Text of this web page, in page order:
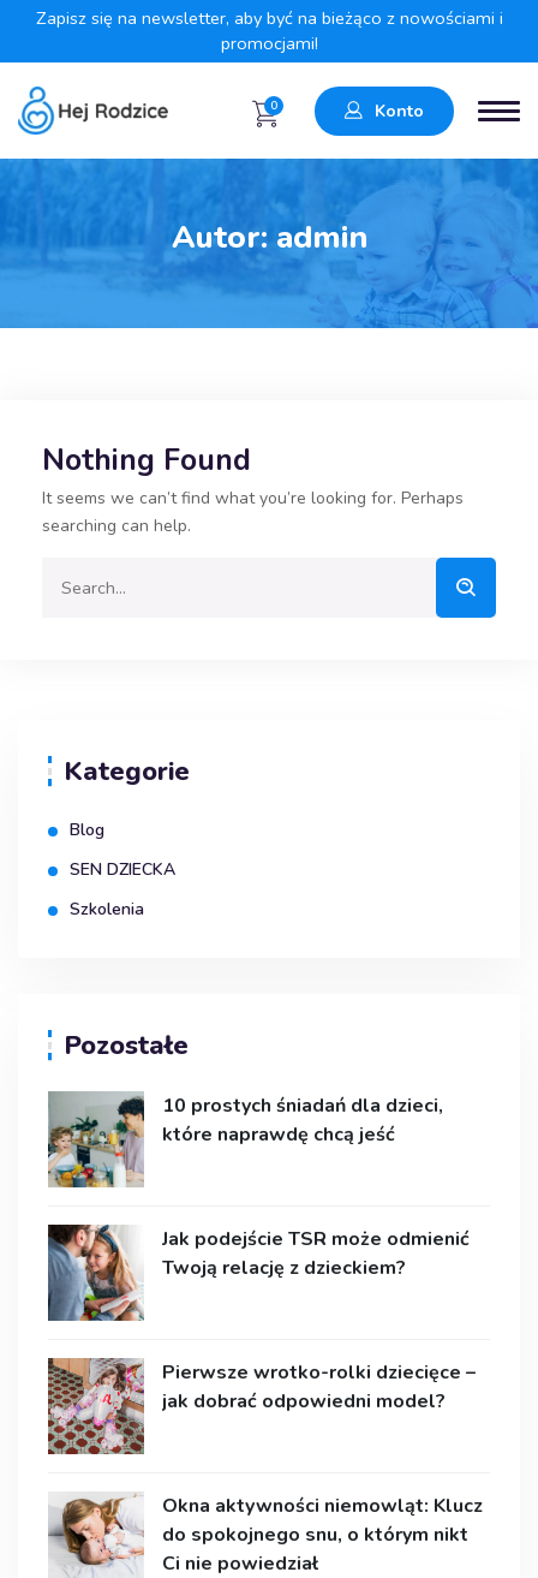
Zapisz się na newsletter, aby być na bieżąco z nowościami i
promocjami!
0 Konto
Autor: admin
Nothing Found
It seems we can’t find what you’re looking for. Perhaps
searching can help.
Kategorie
Blog
SEN DZIECKA
Szkolenia
Pozostałe
10 prostych śniadań dla dzieci,
które naprawdę chcą jeść
Jak podejście TSR może odmienić
Twoją relację z dzieckiem?
Pierwsze wrotko-rolki dziecięce –
jak dobrać odpowiedni model?
Okna aktywności niemowląt: Klucz
do spokojnego snu, o którym nikt
Ci nie powiedział